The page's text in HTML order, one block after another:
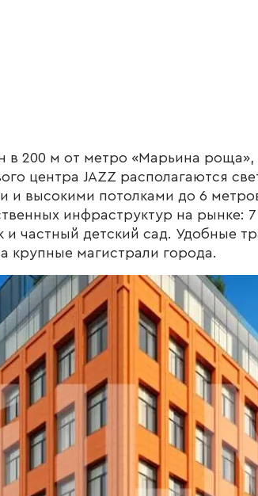
в 200 м от метро «Марьина роща»,
центра JAZZ располагаются
высокими потолками до 6
инфраструктур на рынке:
и частный детский сад. Удобные
крупные магистрали города.